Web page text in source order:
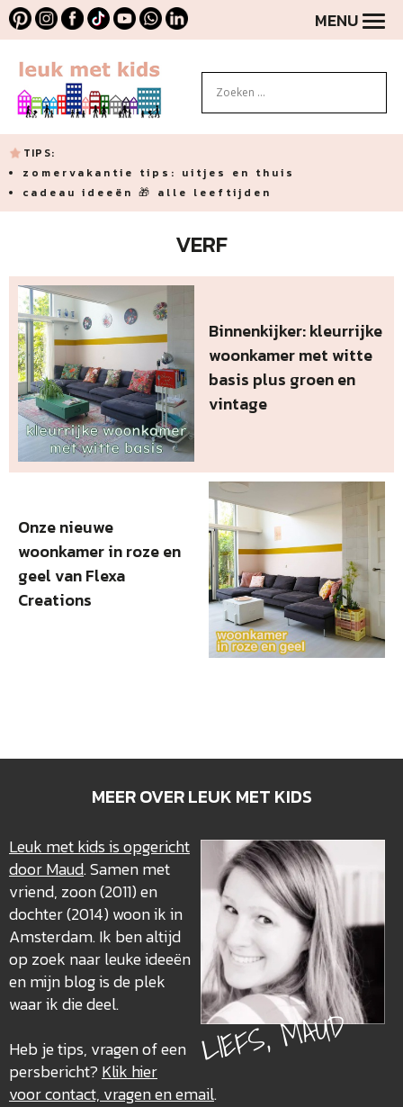
MENU
TIPS:
zomervakantie tips: uitjes en thuis
cadeau ideeën 🎁 alle leeftijden
VERF
Binnenkijker: kleurrijke
woonkamer met witte
basis plus groen en
vintage
Onze nieuwe
woonkamer in roze en
geel van Flexa
Creations
MEER OVER LEUK MET KIDS
LIEFS, MAUD
Leuk met kids is opgericht
door Maud. Samen met
vriend, zoon (2011) en
dochter (2014) woon ik in
Amsterdam. Ik ben altijd
op zoek naar leuke ideeën
en mijn blog is de plek
waar ik die deel.
Heb je tips, vragen of een
persbericht? Klik hier
voor contact, vragen en email.